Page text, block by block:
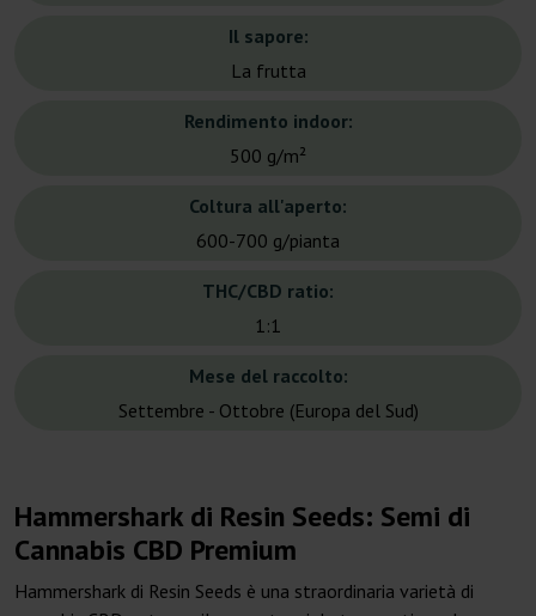
Il sapore:
La frutta
Rendimento indoor:
500 g/m²
Coltura all'aperto:
600-700 g/pianta
THC/CBD ratio:
1:1
Mese del raccolto:
Settembre - Ottobre (Europa del Sud)
Hammershark di Resin Seeds: Semi di
Cannabis CBD Premium
Hammershark di Resin Seeds è una straordinaria varietà di